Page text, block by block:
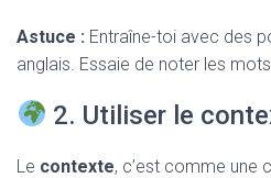
Astuce : Entraîne-toi avec des
anglais. Essaie de noter les
2. Utiliser le
Le contexte, c’est comme une